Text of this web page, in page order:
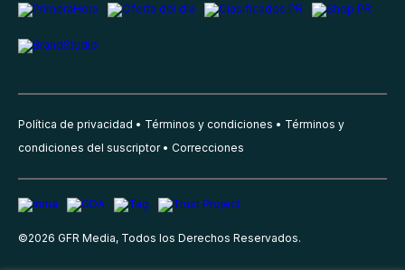
Política de privacidad Términos y condiciones
Términos y
condiciones del suscriptor
Correcciones
©2026 GFR Media, Todos los Derechos Reservados.